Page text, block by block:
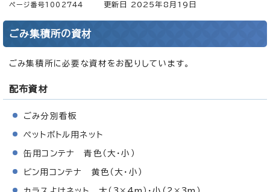
ページ番号1002744 更新日 2025年8月19日
ごみ集積所の資材
ごみ集積所に必要な資材をお配りしています。
配布資材
ごみ分別看板
ペットボトル用ネット
缶用コンテナ 青色（大・小）
ビン用コンテナ 黄色（大・小）